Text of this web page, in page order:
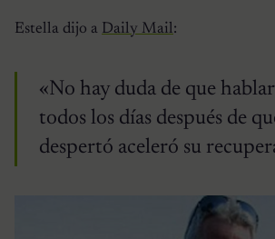
Estella dijo a Daily Mail:
«No hay duda de que
todos los días después de
despertó aceleró su